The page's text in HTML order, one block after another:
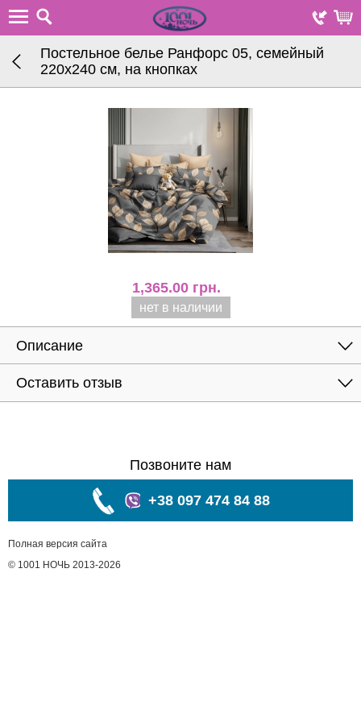
Постельное белье Ранфорс 05, семейный
220х240 см, на кнопках
1,365.00 грн.
нет в наличии
Описание
Оставить отзыв
Позвоните нам
+38 097 474 84 88
Полная версия сайта
© 1001 НОЧЬ 2013-2026